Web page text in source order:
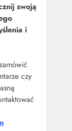
swoją
i
czy